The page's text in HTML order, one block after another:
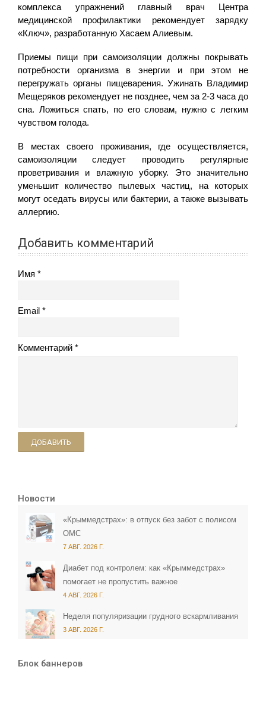
комплекса упражнений главный врач Центра
медицинской профилактики рекомендует зарядку
«Ключ», разработанную Хасаем Алиевым.
Приемы пищи при самоизоляции должны покрывать
потребности организма в энергии и при этом не
перегружать органы пищеварения. Ужинать Владимир
Мещеряков рекомендует не позднее, чем за 2-3 часа до
сна. Ложиться спать, по его словам, нужно с легким
чувством голода.
В местах своего проживания, где осуществляется,
самоизоляции следует проводить регулярные
проветривания и влажную уборку. Это значительно
уменьшит количество пылевых частиц, на которых
могут оседать вирусы или бактерии, а также вызывать
аллергию.
Добавить комментарий
Имя
Email
Комментарий
ДОБАВИТЬ
Новости
«Крыммедстрах»: в отпуск без забот с полисом
ОМС
7 АВГ. 2026 Г.
Диабет под контролем: как «Крыммедстрах»
помогает не пропустить важное
4 АВГ. 2026 Г.
Неделя популяризации грудного вскармливания
3 АВГ. 2026 Г.
Блок баннеров